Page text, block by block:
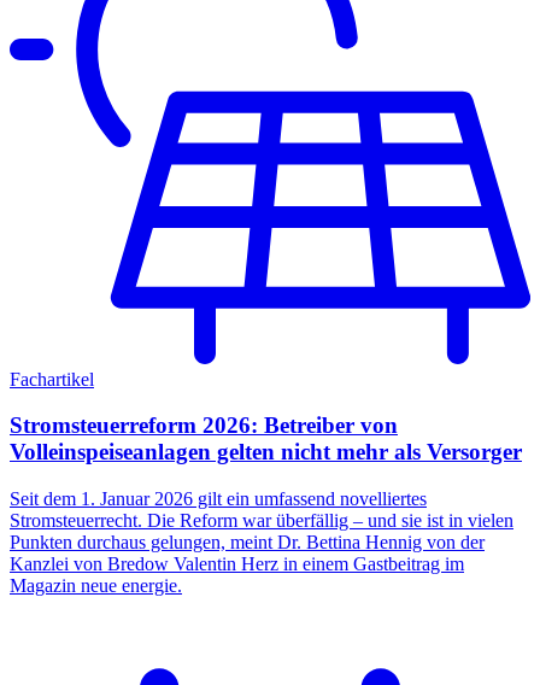
Fachartikel
Stromsteuerreform 2026: Betreiber von
Volleinspeiseanlagen gelten nicht mehr als Versorger
Seit dem 1. Januar 2026 gilt ein umfassend novelliertes
Stromsteuerrecht. Die Reform war überfällig – und sie ist in vielen
Punkten durchaus gelungen, meint Dr. Bettina Hennig von der
Kanzlei von Bredow Valentin Herz in einem Gastbeitrag im
Magazin neue energie.